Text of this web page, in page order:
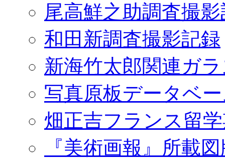
尾高鮮之助調査撮
和田新調査撮影記録
新海竹太郎関連ガ
写真原板データベ
畑正吉フランス留
『美術画報』所載